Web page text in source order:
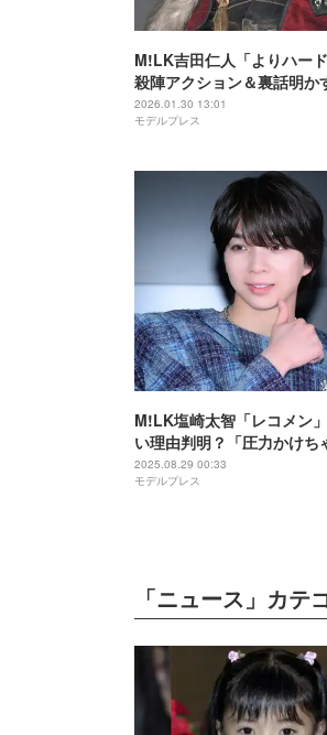
M!LK吉田仁人「よりハー
殺陣アクション＆裏話明か
「FFBE幻影戦争」第2弾開幕
2026.01.30 13:01
モデルプレス
M!LK塩崎太智「レコメン
い理由判明？「圧力かけち
か（笑）」話題の“初期装備
登場
2025.08.29 00:33
モデルプレス
「ニュース」カテ